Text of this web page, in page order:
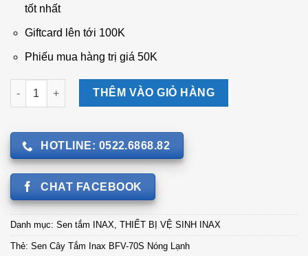
tốt nhất
Giftcard lên tới 100K
Phiếu mua hàng trị giá 50K
Sen Cây Tắm Inax BFV-70S Nóng Lạnh số lượng
THÊM VÀO GIỎ HÀNG
HOTLINE: 0522.6868.82
CHAT FACEBOOK
Danh mục: Sen tắm INAX, THIẾT BỊ VỆ SINH INAX
Thẻ: Sen Cây Tắm Inax BFV-70S Nóng Lạnh